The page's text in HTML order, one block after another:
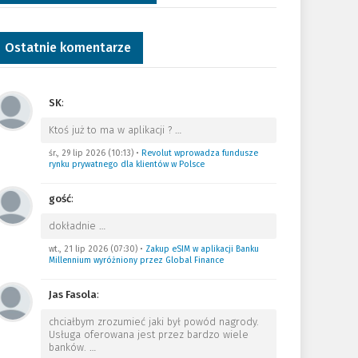
Ostatnie komentarze
SK:
Ktoś już to ma w aplikacji ? …
śr., 29 lip 2026 (10:13)• Revolut wprowadza fundusze
rynku prywatnego dla klientów w Polsce
gość:
dokładnie …
wt., 21 lip 2026 (07:30)• Zakup eSIM w aplikacji Banku
Millennium wyróżniony przez Global Finance
Jas Fasola:
chciałbym zrozumieć jaki był powód nagrody.
Usługa oferowana jest przez bardzo wiele
banków. …